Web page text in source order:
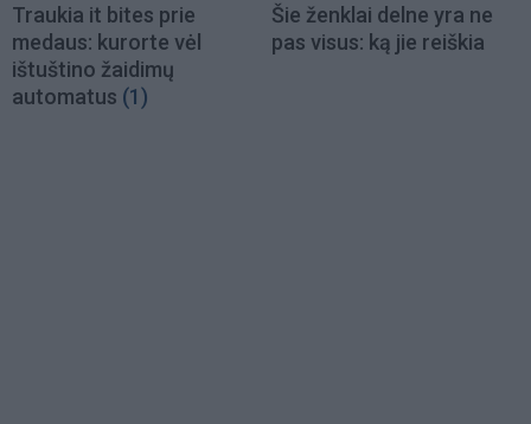
Traukia it bites prie
medaus: kurorte vėl
ištuštino žaidimų
automatus (1)
Šie ženklai delne yra ne
pas visus: ką jie reiškia